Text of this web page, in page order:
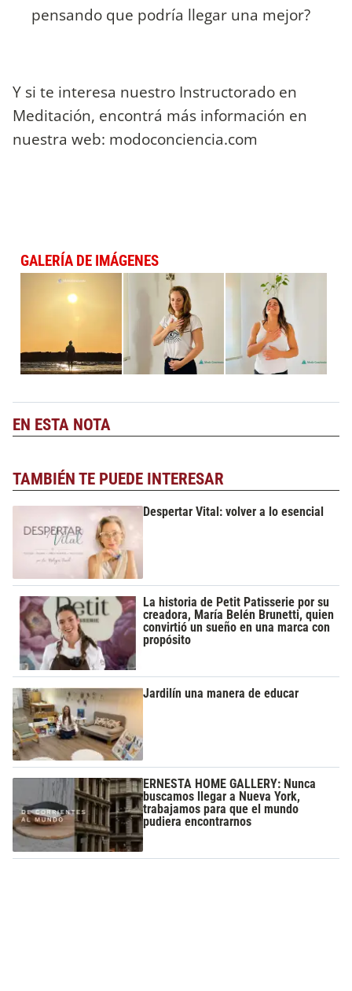
pensando que podría llegar una mejor?
Y si te interesa nuestro Instructorado en
Meditación, encontrá más información en
nuestra web: modoconciencia.com
GALERÍA DE IMÁGENES
EN ESTA NOTA
TAMBIÉN TE PUEDE INTERESAR
Despertar Vital: volver a lo esencial
La historia de Petit Patisserie por su
creadora, María Belén Brunetti, quien
convirtió un sueño en una marca con
propósito
Jardilín una manera de educar
ERNESTA HOME GALLERY: Nunca
buscamos llegar a Nueva York,
trabajamos para que el mundo
pudiera encontrarnos